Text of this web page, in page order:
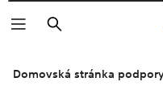
Vyhledat
Domovská stránka